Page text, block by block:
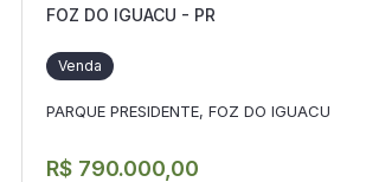
FOZ DO IGUACU - PR
Venda
PARQUE PRESIDENTE, FOZ DO IGUACU
R$ 790.000,00